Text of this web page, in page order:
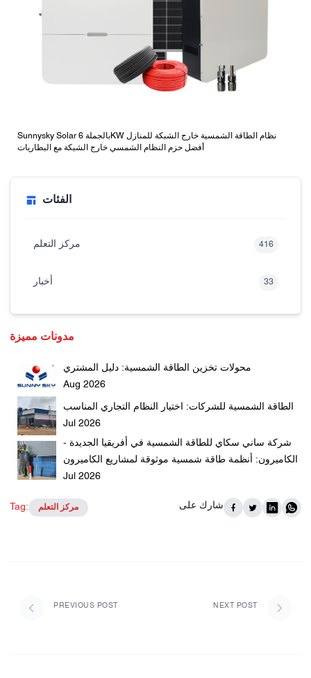
Sunnysky Solar بالجملة 6KW نظام الطاقة الشمسية خارج الشبكة للمنازل
أفضل حزم النظام الشمسي خارج الشبكة مع البطاريات
الفئات
مركز التعلم 416
أخبار 33
مدونات مميزة
محولات تخزين الطاقة الشمسية: دليل المشتري
Aug 2026
الطاقة الشمسية للشركات: اختيار النظام التجاري المناسب
Jul 2026
شركة ساني سكاي للطاقة الشمسية في أفريقيا الجديدة -
الكاميرون: أنظمة طاقة شمسية موثوقة لمشاريع الكاميرون
Jul 2026
Tag: مركز التعلم شارك على
PREVIOUS POST NEXT POST